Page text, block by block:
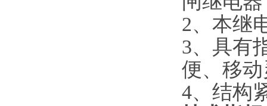
2、本继
3、具有
便、移
4、结构